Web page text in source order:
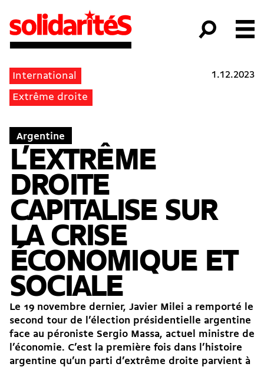
International
Extrême droite
1.12.2023
Argentine
L’EXTRÊME
DROITE
CAPITALISE SUR
LA CRISE
ÉCONOMIQUE ET
SOCIALE
Le 19 novembre dernier, Javier Milei a remporté le
second tour de l’élection présidentielle argentine
face au péroniste Sergio Massa, actuel ministre de
l’économie. C’est la première fois dans l’histoire
argentine qu’un parti d’extrême droite parvient à